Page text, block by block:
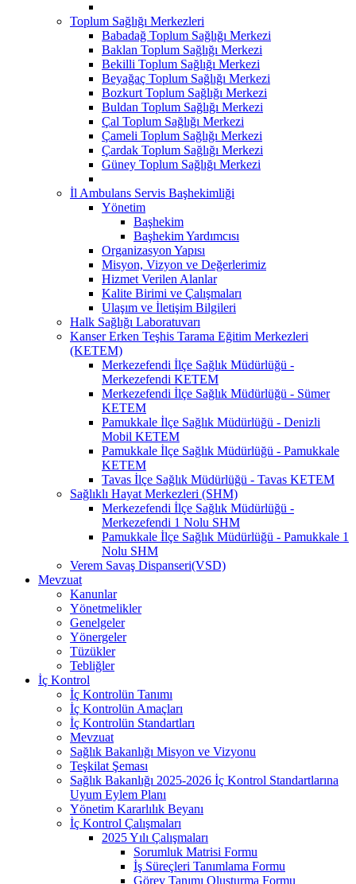
Toplum Sağlığı Merkezleri
Babadağ Toplum Sağlığı Merkezi
Baklan Toplum Sağlığı Merkezi
Bekilli Toplum Sağlığı Merkezi
Beyağaç Toplum Sağlığı Merkezi
Bozkurt Toplum Sağlığı Merkezi
Buldan Toplum Sağlığı Merkezi
Çal Toplum Sağlığı Merkezi
Çameli Toplum Sağlığı Merkezi
Çardak Toplum Sağlığı Merkezi
Güney Toplum Sağlığı Merkezi
İl Ambulans Servis Başhekimliği
Yönetim
Başhekim
Başhekim Yardımcısı
Organizasyon Yapısı
Misyon, Vizyon ve Değerlerimiz
Hizmet Verilen Alanlar
Kalite Birimi ve Çalışmaları
Ulaşım ve İletişim Bilgileri
Halk Sağlığı Laboratuvarı
Kanser Erken Teşhis Tarama Eğitim Merkezleri
(KETEM)
Merkezefendi İlçe Sağlık Müdürlüğü -
Merkezefendi KETEM
Merkezefendi İlçe Sağlık Müdürlüğü - Sümer
KETEM
Pamukkale İlçe Sağlık Müdürlüğü - Denizli
Mobil KETEM
Pamukkale İlçe Sağlık Müdürlüğü - Pamukkale
KETEM
Tavas İlçe Sağlık Müdürlüğü - Tavas KETEM
Sağlıklı Hayat Merkezleri (SHM)
Merkezefendi İlçe Sağlık Müdürlüğü -
Merkezefendi 1 Nolu SHM
Pamukkale İlçe Sağlık Müdürlüğü - Pamukkale 1
Nolu SHM
Verem Savaş Dispanseri(VSD)
Mevzuat
Kanunlar
Yönetmelikler
Genelgeler
Yönergeler
Tüzükler
Tebliğler
İç Kontrol
İç Kontrolün Tanımı
İç Kontrolün Amaçları
İç Kontrolün Standartları
Mevzuat
Sağlık Bakanlığı Misyon ve Vizyonu
Teşkilat Şeması
Sağlık Bakanlığı 2025-2026 İç Kontrol Standartlarına
Uyum Eylem Planı
Yönetim Kararlılık Beyanı
İç Kontrol Çalışmaları
2025 Yılı Çalışmaları
Sorumluk Matrisi Formu
İş Süreçleri Tanımlama Formu
Görev Tanımı Oluşturma Formu